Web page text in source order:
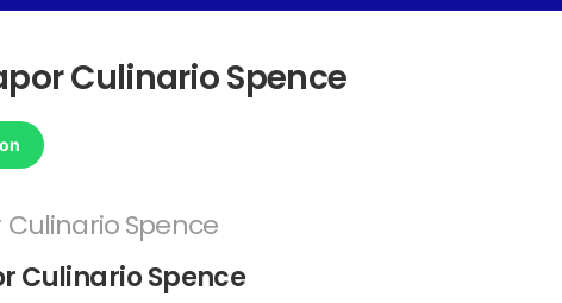
Culinario Spence
Spence
Culinario Spence